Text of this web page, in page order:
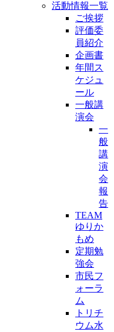
活動情報一覧
ご挨拶
評価委
員紹介
企画書
年間ス
ケジュ
ール
一般講
演会
一
般
講
演
会
報
告
TEAM
ゆりか
もめ
定期勉
強会
市民フ
ォーラ
ム
トリチ
ウム水